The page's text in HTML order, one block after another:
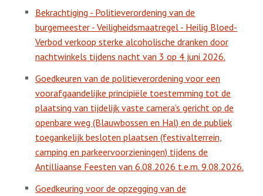
Bekrachtiging - Politieverordening van de
burgemeester - Veiligheidsmaatregel - Heilig Bloed-
Verbod verkoop sterke alcoholische dranken door
nachtwinkels tijdens nacht van 3 op 4 juni 2026.
Goedkeuren van de politieverordening voor een
voorafgaandelijke principiële toestemming tot de
plaatsing van tijdelijk vaste camera’s gericht op de
openbare weg (Blauwbossen en Hal) en de publiek
toegankelijk besloten plaatsen (festivalterrein,
camping en parkeervoorzieningen) tijdens de
Antilliaanse Feesten van 6.08.2026 t.e.m. 9.08.2026.
Goedkeuring voor de opzegging van de